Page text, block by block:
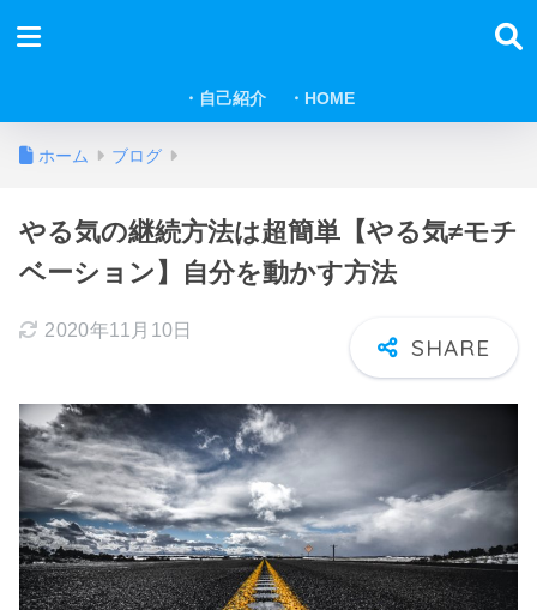
・自己紹介 ・HOME
ホーム ブログ
やる気の継続方法は超簡単【やる気≠モチ
ベーション】自分を動かす方法
2020年11月10日